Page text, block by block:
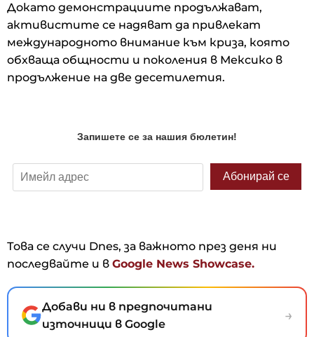
Докато демонстрациите продължават,
активистите се надяват да привлекат
международното внимание към криза, която
обхваща общности и поколения в Мексико в
продължение на две десетилетия.
Това се случи Dnes, за важното през деня ни
последвайте и в Google News Showcase.
Добави ни в предпочитани
източници в Google
→